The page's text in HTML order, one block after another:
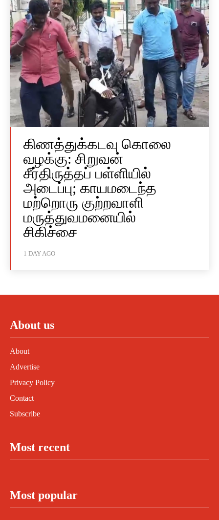
கிணத்துக்கடவு கொலை
வழக்கு: சிறுவன்
சீர்திருத்தப் பள்ளியில்
அடைப்பு; காயமடைந்த
மற்றொரு குற்றவாளி
மருத்துவமனையில்
சிகிச்சை
1 DAY AGO
About us
About
Advertise
Privacy Policy
Contact
Subscribe
Most recent
Most popular